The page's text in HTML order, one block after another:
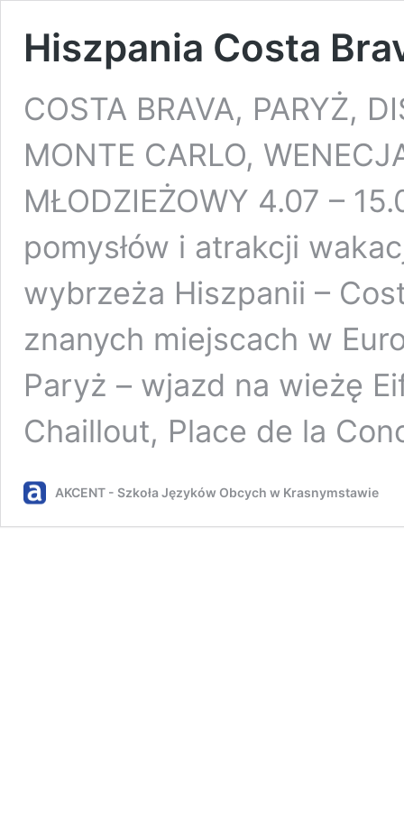
Hiszpania Costa
COSTA BRAVA, PARYŻ,
MONTE CARLO,
MŁODZIEŻOWY 4.07 –
pomysłów i atrakcji
wybrzeża Hiszpanii –
znanych miejscach w
Paryż – wjazd na wieżę
Chaillout, Place de la
AKCENT - Szkoła Języków Obcych w Krasnymstawie